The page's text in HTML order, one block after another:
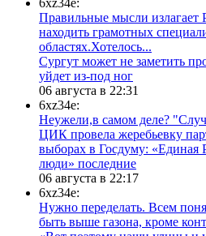
Правильные мысли излагает
находить грамотных
областях.Хотелось...
Сургут может не заметить
уйдет из-под ног
06 августа в 22:31
6xz34e:
Неужели,в самом деле?
ЦИК провела жеребьевку
выборах в Госдуму: «Единая
люди» последние
06 августа в 22:17
6xz34e:
Нужно переделать. Всем
быть выше газона, кроме